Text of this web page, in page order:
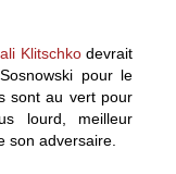
Klitschkodevrait
pour le
sont au vert pour
lourd, meilleur
son adversaire.